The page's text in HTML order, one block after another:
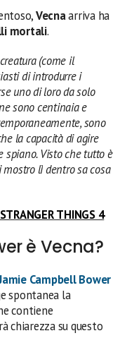
Vecna​​arriva ha
mortali.
(come il
di introdurre i
uno di loro da solo
sono centinaia e
sono
la capacità di agire
spiano. Visto che tutto è
lì dentro sa cosa
THINGS 4
è Vecna?
Campbell Bower
spontanea la
contiene
chiarezza su questo